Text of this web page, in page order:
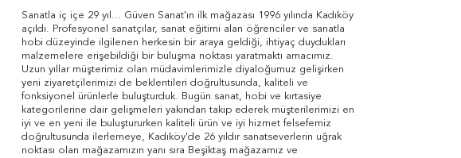
Sanatla iç içe 29 yıl... Güven Sanat'ın ilk mağazası 1996 yılında Kadıköy
açıldı. Profesyonel sanatçılar, sanat eğitimi alan öğrenciler ve sanatla
hobi düzeyinde ilgilenen herkesin bir araya geldiği, ihtiyaç duydukları
malzemelere erişebildiği bir buluşma noktası yaratmaktı amacımız.
Uzun yıllar müşterimiz olan müdavimlerimizle diyaloğumuz gelişirken
yeni ziyaretçilerimizi de beklentileri doğrultusunda, kaliteli ve
fonksiyonel ürünlerle buluşturduk. Bugün sanat, hobi ve kırtasiye
kategorilerine dair gelişmeleri yakından takip ederek müşterilerimizi en
iyi ve en yeni ile buluştururken kaliteli ürün ve iyi hizmet felsefemiz
doğrultusunda ilerlemeye, Kadıköy'de 26 yıldır sanatseverlerin uğrak
noktası olan mağazamızın yanı sıra Beşiktaş mağazamız ve